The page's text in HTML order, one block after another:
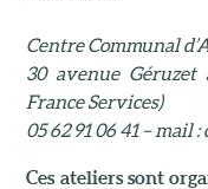
Centre Communal
30 avenue Géruzet
France Services)
05 62 91 06 41 –
Ces ateliers sont